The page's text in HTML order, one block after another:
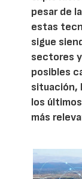
pesar de
estas
sigue
sectores
posibles
situación,
los
más